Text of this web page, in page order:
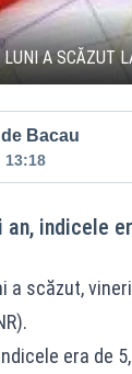
A SCĂZUT
Bacau
13:18
indicele
a scăzut,
era de